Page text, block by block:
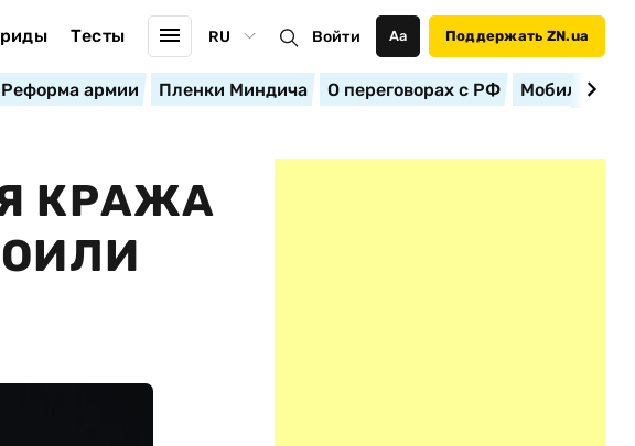
Тесты RU Войти Аа Поддержать ZN.ua
Реформа армии Пленки Миндича О переговорах с РФ
КРАЖА